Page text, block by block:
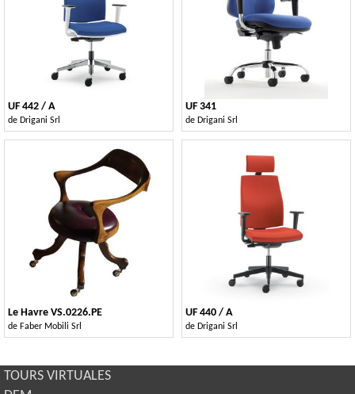
UF 442 / A
de Drigani Srl
UF 341
de Drigani Srl
Le Havre VS.0226.PE
de Faber Mobili Srl
UF 440 / A
de Drigani Srl
TOURS VIRTUALES